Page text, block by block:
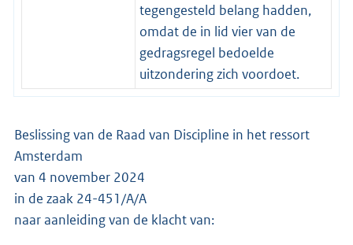
tegengesteld belang hadden,
omdat de in lid vier van de
gedragsregel bedoelde
uitzondering zich voordoet.
Beslissing van de Raad van Discipline in het ressort
Amsterdam
van 4 november 2024
in de zaak 24-451/A/A
naar aanleiding van de klacht van: